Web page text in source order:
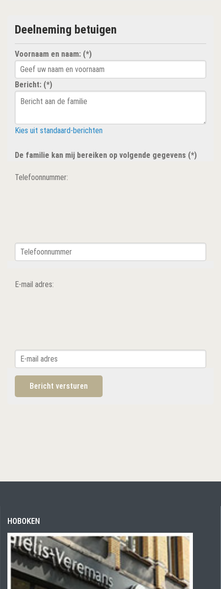
Deelneming betuigen
Voornaam en naam: (*)
Bericht: (*)
Kies uit standaard-berichten
De familie kan mij bereiken op volgende gegevens (*)
Telefoonnummer:
E-mail adres:
HOBOKEN